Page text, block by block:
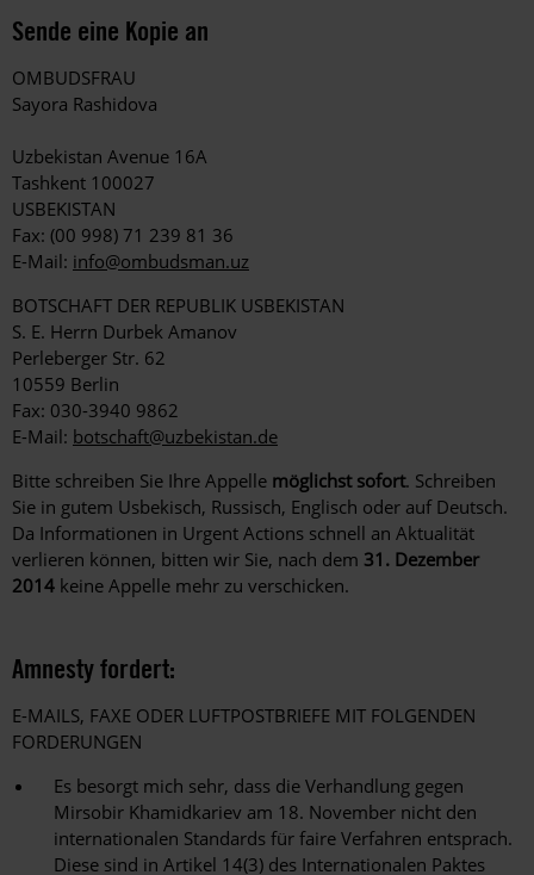
Sende eine Kopie an
OMBUDSFRAU
Sayora Rashidova
Uzbekistan Avenue 16A
Tashkent 100027
USBEKISTAN
Fax: (00 998) 71 239 81 36
E-Mail: info@ombudsman.uz
BOTSCHAFT DER REPUBLIK USBEKISTAN
S. E. Herrn Durbek Amanov
Perleberger Str. 62
10559 Berlin
Fax: 030-3940 9862
E-Mail: botschaft@uzbekistan.de
Bitte schreiben Sie Ihre Appelle möglichst sofort. Schreiben
Sie in gutem Usbekisch, Russisch, Englisch oder auf Deutsch.
Da Informationen in Urgent Actions schnell an Aktualität
verlieren können, bitten wir Sie, nach dem 31. Dezember
2014 keine Appelle mehr zu verschicken.
Amnesty fordert:
E-MAILS, FAXE ODER LUFTPOSTBRIEFE MIT FOLGENDEN
FORDERUNGEN
Es besorgt mich sehr, dass die Verhandlung gegen
Mirsobir Khamidkariev am 18. November nicht den
internationalen Standards für faire Verfahren entsprach.
Diese sind in Artikel 14(3) des Internationalen Paktes